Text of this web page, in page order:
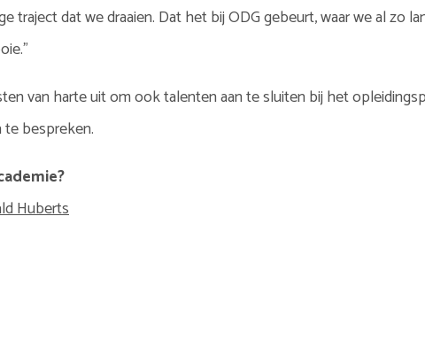
traject dat we draaien. Dat het bij ODG gebeurt, waar we al zo
van harte uit om ook talenten aan te sluiten bij het
bespreken.
Huberts